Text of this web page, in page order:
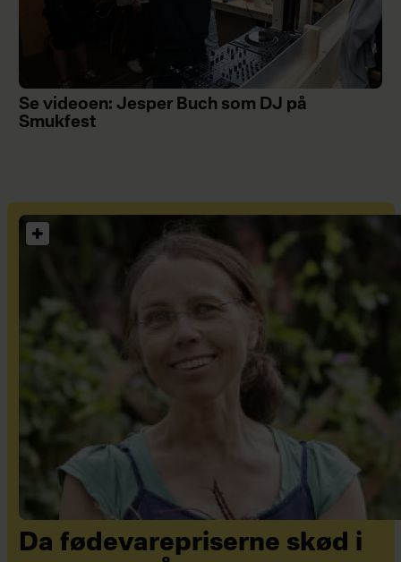
Se videoen: Jesper Buch som DJ på
Smukfest
Da fødevarepriserne skød i